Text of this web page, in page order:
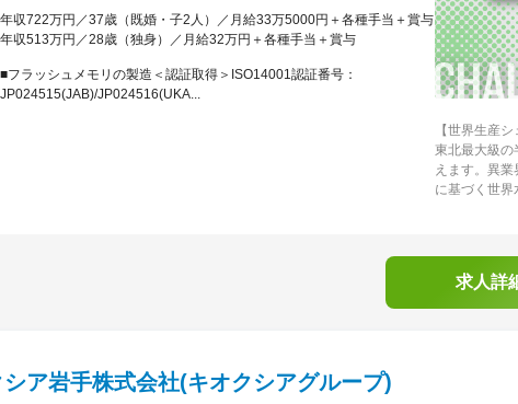
年収722万円／37歳（既婚・子2人）／月給33万5000円＋各種手当＋賞与
年収513万円／28歳（独身）／月給32万円＋各種手当＋賞与
■フラッシュメモリの製造＜認証取得＞ISO14001認証番号：
JP024515(JAB)/JP024516(UKA...
【世界生産
東北最大級の
えます。異
に基づく世界
求人詳
ア岩手株式会社(キオクシアグループ)